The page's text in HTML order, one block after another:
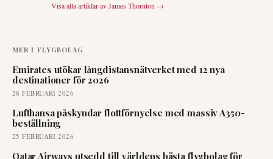
Visa alla artiklar avJames Thornton →
MER I FLYGBOLAG
Emirates utökar långdistansnätverket med 12 nya
destinationer för 2026
28 FEBRUARI 2026
Lufthansa påskyndar flottförnyelse med massiv A350-
beställning
25 FEBRUARI 2026
Qatar Airways utsedd till världens bästa flygbolag för